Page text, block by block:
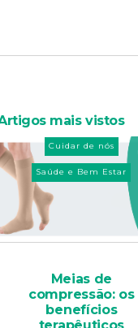
mais vistos
Cuidar de nós
Saúde e Bem Estar
Meias de
compressão: os
benefícios
terapêuticos